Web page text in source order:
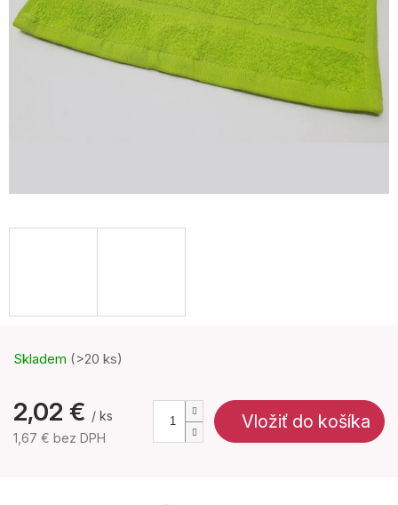
Skladem (>20 ks)
2,02 € / ks
1,67 € bez DPH
Vložiť do košíka